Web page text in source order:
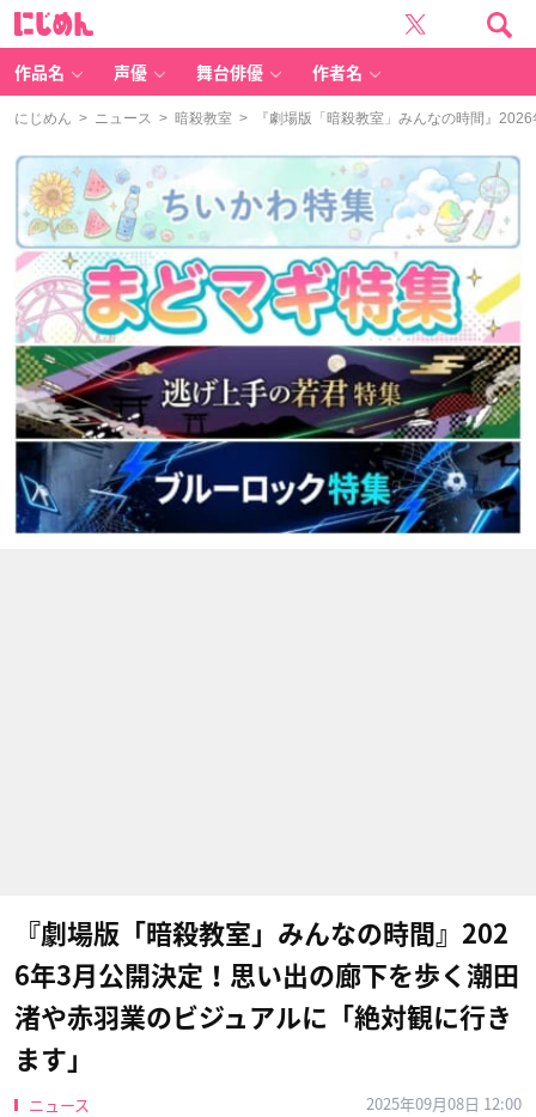
作品名 声優 舞台俳優 作者名
にじめん > ニュース > 暗殺教室 > 『劇場版「暗殺教室」みんなの時間』
『劇場版「暗殺教室」みんなの時間』202
6年3月公開決定！思い出の廊下を歩く潮田
渚や赤羽業のビジュアルに「絶対観に行き
ます」
ニュース
2025年09月08日 12:00